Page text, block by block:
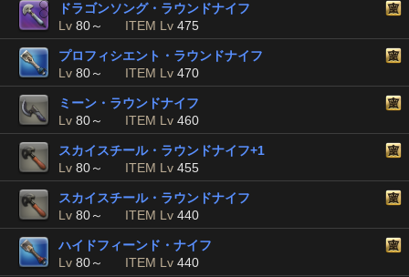
ドラゴンソング・ラウンドナイフ
Lv 80～ ITEM Lv 475
プロフィシエント・ラウンドナイフ
Lv 80～ ITEM Lv 470
ミーン・ラウンドナイフ
Lv 80～ ITEM Lv 460
スカイスチール・ラウンドナイフ+1
Lv 80～ ITEM Lv 455
スカイスチール・ラウンドナイフ
Lv 80～ ITEM Lv 440
ハイドフィーンド・ナイフ
Lv 80～ ITEM Lv 440